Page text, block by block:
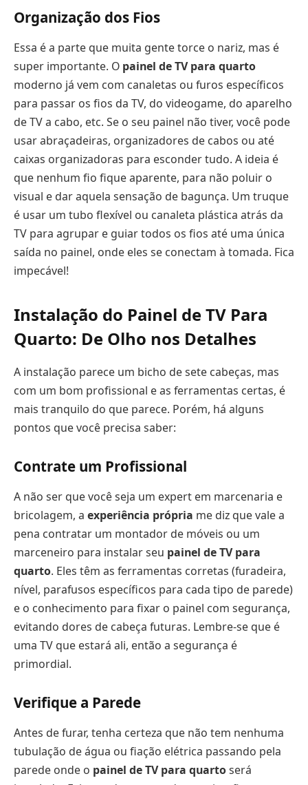
Organização dos Fios
Essa é a parte que muita gente torce o nariz, mas é
super importante. O painel de TV para quarto
moderno já vem com canaletas ou furos específicos
para passar os fios da TV, do videogame, do aparelho
de TV a cabo, etc. Se o seu painel não tiver, você pode
usar abraçadeiras, organizadores de cabos ou até
caixas organizadoras para esconder tudo. A ideia é
que nenhum fio fique aparente, para não poluir o
visual e dar aquela sensação de bagunça. Um truque
é usar um tubo flexível ou canaleta plástica atrás da
TV para agrupar e guiar todos os fios até uma única
saída no painel, onde eles se conectam à tomada. Fica
impecável!
Instalação do Painel de TV Para
Quarto: De Olho nos Detalhes
A instalação parece um bicho de sete cabeças, mas
com um bom profissional e as ferramentas certas, é
mais tranquilo do que parece. Porém, há alguns
pontos que você precisa saber:
Contrate um Profissional
A não ser que você seja um expert em marcenaria e
bricolagem, a experiência própria me diz que vale a
pena contratar um montador de móveis ou um
marceneiro para instalar seu painel de TV para
quarto. Eles têm as ferramentas corretas (furadeira,
nível, parafusos específicos para cada tipo de parede)
e o conhecimento para fixar o painel com segurança,
evitando dores de cabeça futuras. Lembre-se que é
uma TV que estará ali, então a segurança é
primordial.
Verifique a Parede
Antes de furar, tenha certeza que não tem nenhuma
tubulação de água ou fiação elétrica passando pela
parede onde o painel de TV para quartoserá